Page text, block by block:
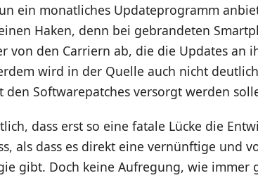
ein monatliches Updateprogramm
Haken, denn bei gebrandeten
von den Carriern ab, die die Updates an
wird in der Quelle auch nicht
den Softwarepatches versorgt werden
dass erst so eine fatale Lücke die
als dass es direkt eine vernünftige und
gibt. Doch keine Aufregung, wie immer